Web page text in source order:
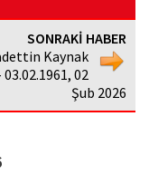
SONRAKİ HABER
Kaynak
03.02.1961, 02
Şub 2026